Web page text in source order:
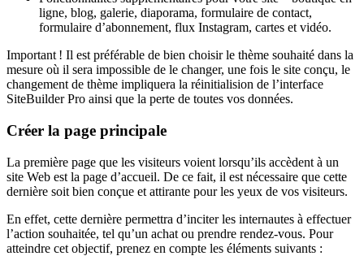
ligne, blog, galerie, diaporama, formulaire de contact,
formulaire d’abonnement, flux Instagram, cartes et vidéo.
Important ! Il est préférable de bien choisir le thème souhaité dans la
mesure où il sera impossible de le changer, une fois le site conçu, le
changement de thème impliquera la réinitialision de l’interface
SiteBuilder Pro ainsi que la perte de toutes vos données.
Créer la page principale
La première page que les visiteurs voient lorsqu’ils accèdent à un
site Web est la page d’accueil. De ce fait, il est nécessaire que cette
dernière soit bien conçue et attirante pour les yeux de vos visiteurs.
En effet, cette dernière permettra d’inciter les internautes à effectuer
l’action souhaitée, tel qu’un achat ou prendre rendez-vous. Pour
atteindre cet objectif, prenez en compte les éléments suivants :